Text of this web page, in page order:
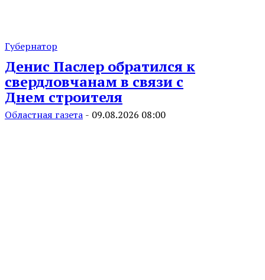
Губернатор
Денис Паслер обратился к
свердловчанам в связи с
Днем строителя
Областная газета - 09.08.2026 08:00